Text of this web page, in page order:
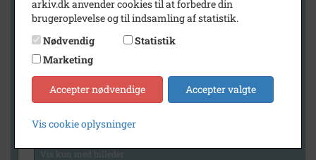
Tårnby Stads- og Lokalarkiv
Generelt
Vis kun med billeder
arkiv.dk anvender cookies til at forbedre din
brugeroplevelse og til indsamling af statistik.
Nødvendig
Statistik
Marketing
Accepter nødvendige Accepter valgte
Vis cookie oplysninger